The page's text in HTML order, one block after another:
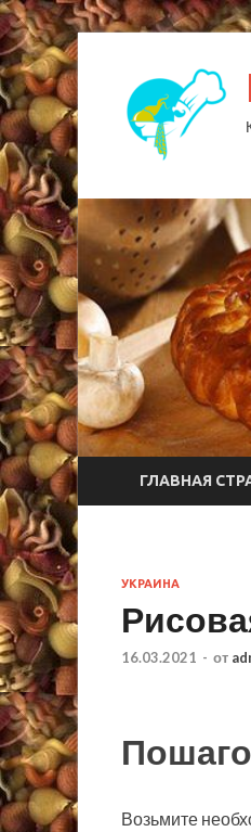
ГЛАВНАЯ
УКРАИНА
16.03.2021 - от
Возьмите